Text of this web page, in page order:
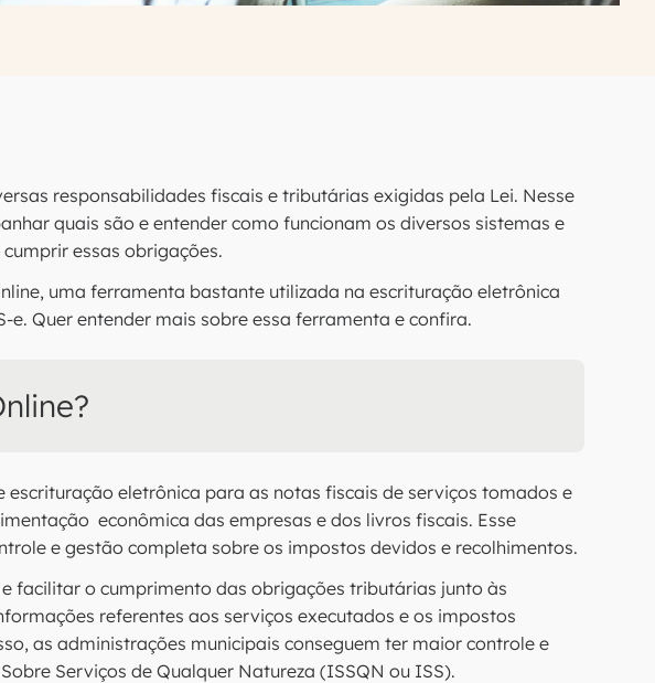
responsabilidades fiscais e tributárias exigidas pela Lei. Nesse
quais são e entender como funcionam os diversos sistemas e
essas obrigações.
uma ferramenta bastante utilizada na escrituração eletrônica
e. Quer entender mais sobre essa ferramenta e confira.
escrituração eletrônica para as notas fiscais de serviços tomados e
econômica das empresas e dos livros fiscais. Esse
e gestão completa sobre os impostos devidos e recolhimentos.
facilitar o cumprimento das obrigações tributárias junto às
referentes aos serviços executados e os impostos
as administrações municipais conseguem ter maior controle e
Serviços de Qualquer Natureza (ISSQN ou ISS).